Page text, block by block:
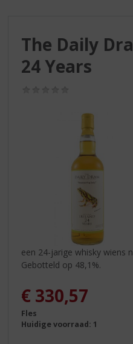
The Daily
24 Years
een 24-jarige whisky wiens
Gebotteld op 48,1%.
€ 330,57
Fles
Huidige voorraad: 1